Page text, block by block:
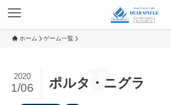
ホーム ゲーム一覧
ポルタ・ニグラ
2020
1/06